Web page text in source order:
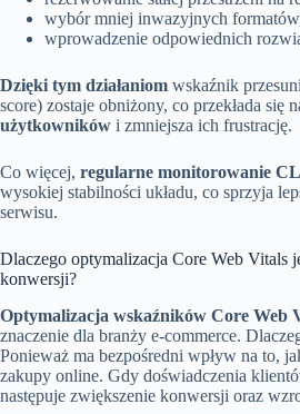
wybór mniej inwazyjnych
wprowadzenie odpowiednich
Dzięki tym działaniom wskaźnik
score) zostaje obniżony, co przekłada się
użytkowników i zmniejsza ich frustrację.
Co więcej, regularne monitorowanie
wysokiej stabilności układu, co sprzyja
serwisu.
Dlaczego optymalizacja Core Web Vitals
konwersji?
Optymalizacja wskaźników Core Web
znaczenie dla branży e-commerce.
Ponieważ ma bezpośredni wpływ na to,
zakupy online. Gdy doświadczenia
następuje zwiększenie konwersji oraz